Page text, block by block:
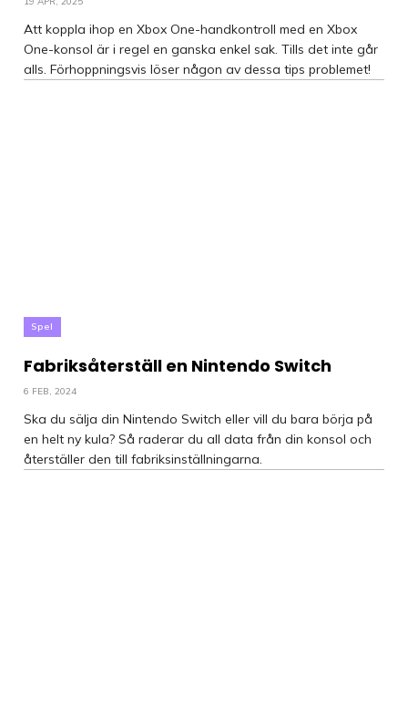
Att koppla ihop en Xbox One-handkontroll med en Xbox
One-konsol är i regel en ganska enkel sak. Tills det inte går
alls. Förhoppningsvis löser någon av dessa tips problemet!
Spel
Fabriksåterställ en Nintendo Switch
6 FEB, 2024
Ska du sälja din Nintendo Switch eller vill du bara börja på
en helt ny kula? Så raderar du all data från din konsol och
återställer den till fabriksinställningarna.